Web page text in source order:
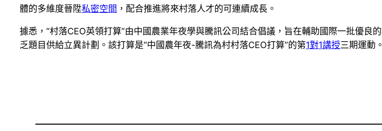
體的多維度晉陞私密空間 ，配合推進將來村落人才的可連續成長。
據悉，“村落CEO英領打算”由中國農業年夜學與騰訊公司結合倡議，旨在輔助國際一批優良
乏題目供給立異計劃。該打算是“中國農年夜-騰訊為村村落CEO打算”的第1對1講授三期運動。